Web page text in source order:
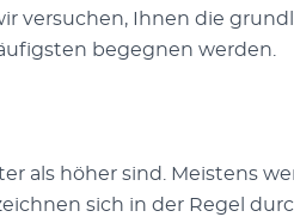
versuchen, Ihnen die
begegnen werden.
als höher sind. Meistens
sich in der Regel